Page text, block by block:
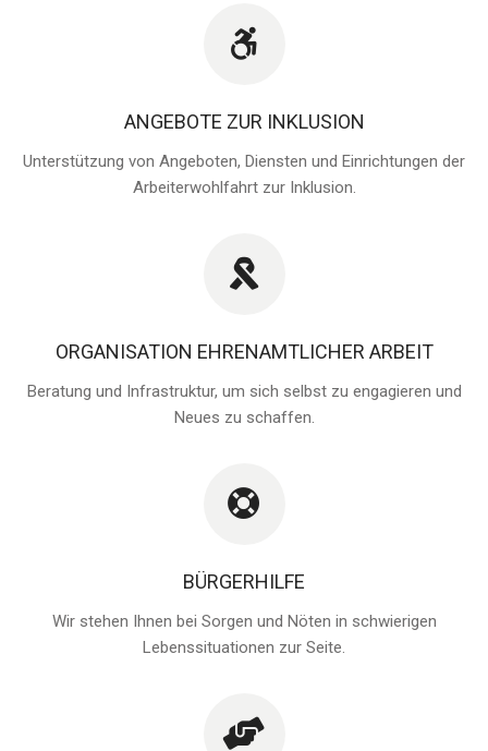
ANGEBOTE ZUR INKLUSION
Unterstützung von Angeboten, Diensten und Einrichtungen der
Arbeiterwohlfahrt zur Inklusion.
ORGANISATION EHRENAMTLICHER ARBEIT
Beratung und Infrastruktur, um sich selbst zu engagieren und
Neues zu schaffen.
BÜRGERHILFE
Wir stehen Ihnen bei Sorgen und Nöten in schwierigen
Lebenssituationen zur Seite.